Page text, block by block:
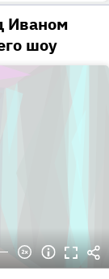
Иваном
шоу